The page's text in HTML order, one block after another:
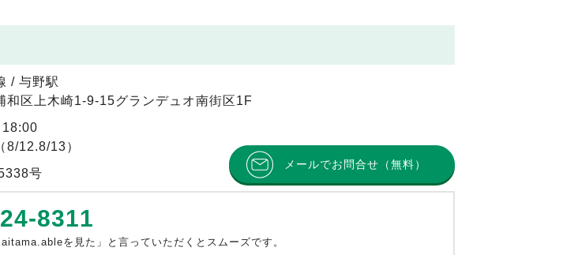
/ 与野駅
和区上木崎1-9-15グランデュオ南街区1F
18:00
8/12.8/13）
号
メールでお問合せ（無料）
8311
を見た」と言っていただくとスムーズです。